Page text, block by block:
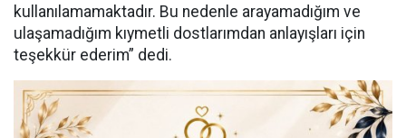
kullanılamamaktadır. Bu nedenle arayamadığım ve
ulaşamadığım kıymetli dostlarımdan anlayışları için
teşekkür ederim” dedi.